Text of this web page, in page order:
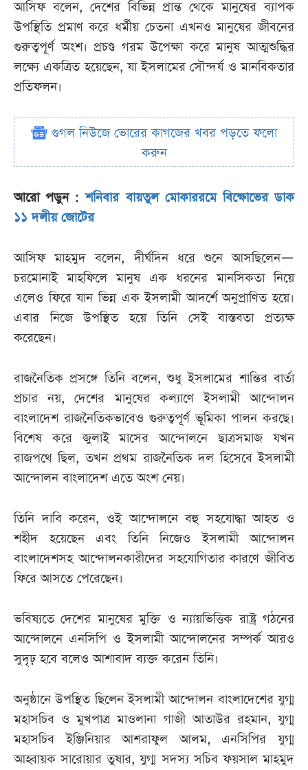
আসিফ বলেন, দেশের বিভিন্ন প্রান্ত থেকে মানুষের ব্যাপক
উপস্থিতি প্রমাণ করে ধর্মীয় চেতনা এখনও মানুষের জীবনের
গুরুত্বপূর্ণ অংশ। প্রচণ্ড গরম উপেক্ষা করে মানুষ আত্মশুদ্ধির
লক্ষ্যে একত্রিত হয়েছেন, যা ইসলামের সৌন্দর্য ও মানবিকতার
প্রতিফলন।
গুগল নিউজে ভোরের কাগজের খবর পড়তে ফলো
করুন
আরো পড়ুন : শনিবার বায়তুল মোকাররমে বিক্ষোভের ডাক
১১ দলীয় জোটের
আসিফ মাহমুদ বলেন, দীর্ঘদিন ধরে শুনে আসছিলেন—
চরমোনাই মাহফিলে মানুষ এক ধরনের মানসিকতা নিয়ে
এলেও ফিরে যান ভিন্ন এক ইসলামী আদর্শে অনুপ্রাণিত হয়ে।
এবার নিজে উপস্থিত হয়ে তিনি সেই বাস্তবতা প্রত্যক্ষ
করেছেন।
রাজনৈতিক প্রসঙ্গে তিনি বলেন, শুধু ইসলামের শান্তির বার্তা
প্রচার নয়, দেশের মানুষের কল্যাণে ইসলামী আন্দোলন
বাংলাদেশ রাজনৈতিকভাবেও গুরুত্বপূর্ণ ভূমিকা পালন করছে।
বিশেষ করে জুলাই মাসের আন্দোলনে ছাত্রসমাজ যখন
রাজপথে ছিল, তখন প্রথম রাজনৈতিক দল হিসেবে ইসলামী
আন্দোলন বাংলাদেশ এতে অংশ নেয়।
তিনি দাবি করেন, ওই আন্দোলনে বহু সহযোদ্ধা আহত ও
শহীদ হয়েছেন এবং তিনি নিজেও ইসলামী আন্দোলন
বাংলাদেশসহ আন্দোলনকারীদের সহযোগিতার কারণে জীবিত
ফিরে আসতে পেরেছেন।
ভবিষ্যতে দেশের মানুষের মুক্তি ও ন্যায়ভিত্তিক রাষ্ট্র গঠনের
আন্দোলনে এনসিপি ও ইসলামী আন্দোলনের সম্পর্ক আরও
সুদৃঢ় হবে বলেও আশাবাদ ব্যক্ত করেন তিনি।
অনুষ্ঠানে উপস্থিত ছিলেন ইসলামী আন্দোলন বাংলাদেশের যুগ্ম
মহাসচিব ও মুখপাত্র মাওলানা গাজী আতাউর রহমান, যুগ্ম
মহাসচিব ইঞ্জিনিয়ার আশরাফুল আলম, এনসিপির যুগ্ম
আহ্বায়ক সারোয়ার তুষার, যুগ্ম সদস্য সচিব ফয়সাল মাহমুদ